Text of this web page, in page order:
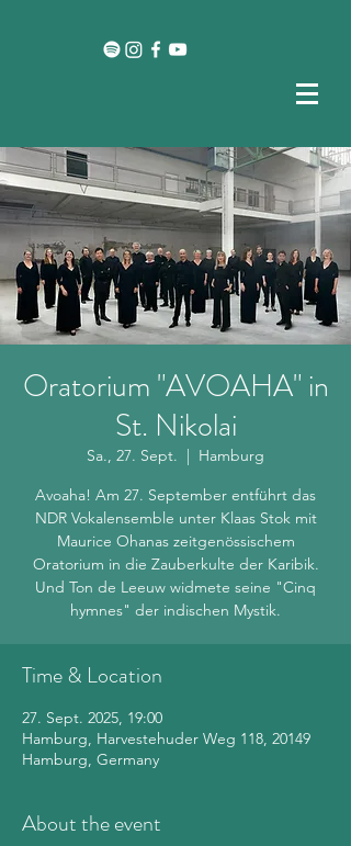
Oratorium "AVOAHA" in
St. Nikolai
Sa., 27. Sept.
  |
Hamburg
Avoaha! Am 27. September entführt das
NDR Vokalensemble unter Klaas Stok mit
Maurice Ohanas zeitgenössischem
Oratorium in die Zauberkulte der Karibik.
Und Ton de Leeuw widmete seine "Cinq
hymnes" der indischen Mystik.
Time & Location
27. Sept. 2025, 19:00
Hamburg, Harvestehuder Weg 118, 20149
Hamburg, Germany
About the event